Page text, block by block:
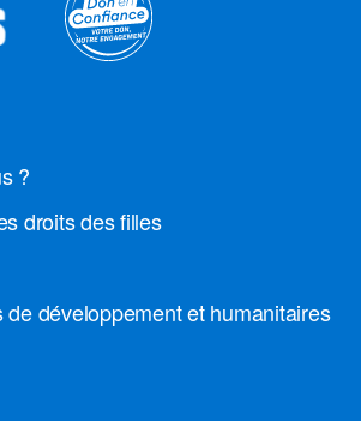
?
droits des filles
développement et humanitaires